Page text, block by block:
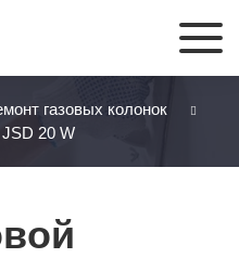
газовых колонок
JSD 20 W